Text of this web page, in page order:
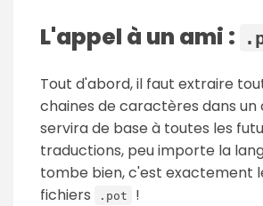
L'appel à un ami :
Tout d'abord, il faut extraire
chaines de caractères dans un
servira de base à toutes les
traductions, peu importe la
tombe bien, c'est exactement
fichiers
.pot !